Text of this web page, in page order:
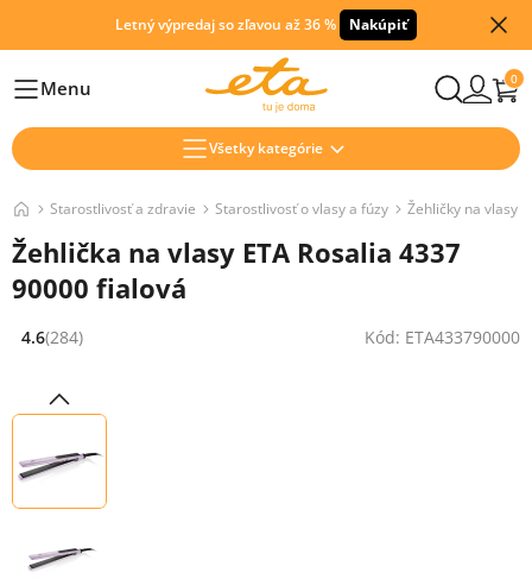
Letný výpredaj so zľavou až 36 % Nakúpiť
HlavníMenu 0
Všetky kategórie
Starostlivosť a zdravie Starostlivosť o vlasy a fúzy Žehličky na vlasy
Žehlička na vlasy ETA Rosalia 4337
90000 fialová
Hodnocení: 4.6 z 5 (284 recenzí)
4.6(284) Kód: ETA433790000